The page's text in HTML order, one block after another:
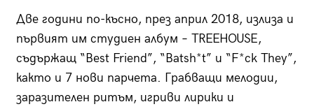
Две години по-късно, през април 2018, излиза и
първият им студиен албум – TREEHOUSE,
съдържащ “Best Friend”, “Batsh*t” и “F*ck They”,
както и 7 нови парчета. Грабващи мелодии,
заразителен ритъм, игриви лирики и